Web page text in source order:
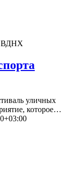
ВДНХ
уличных
которое…